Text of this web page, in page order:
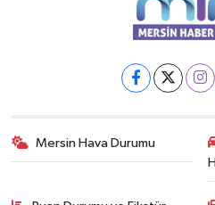
Mersin Hava Durumu